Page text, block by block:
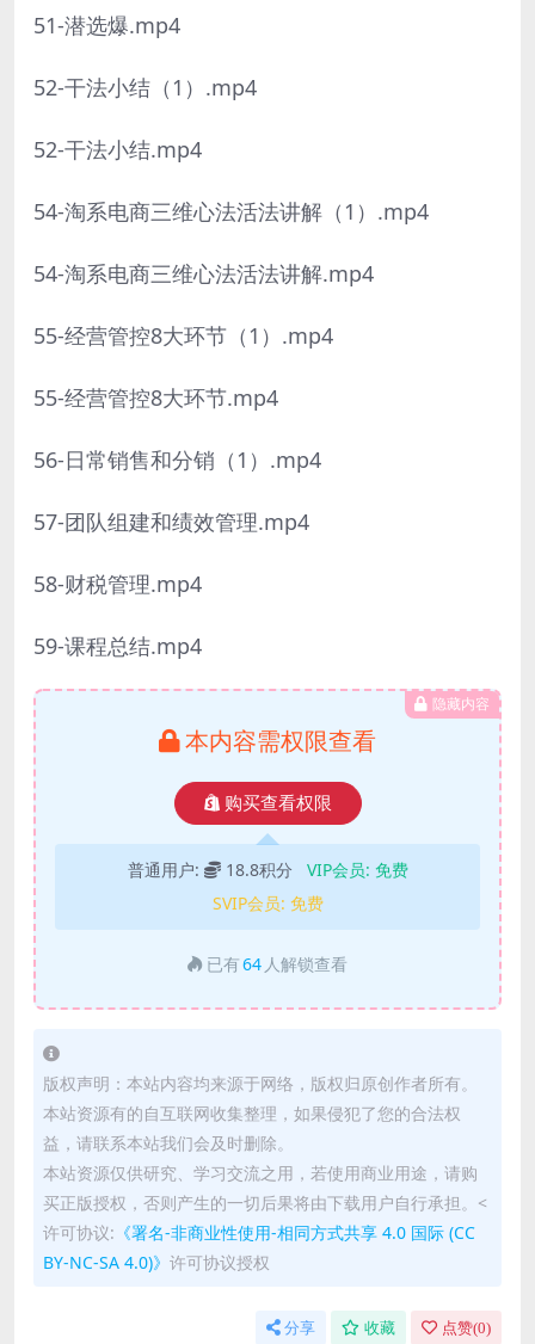
51-潜选爆.mp4
52-干法小结（1）.mp4
52-干法小结.mp4
54-淘系电商三维心法活法讲解（1）.mp4
54-淘系电商三维心法活法讲解.mp4
55-经营管控8大环节（1）.mp4
55-经营管控8大环节.mp4
56-日常销售和分销（1）.mp4
57-团队组建和绩效管理.mp4
58-财税管理.mp4
59-课程总结.mp4
隐藏内容
本内容需权限查看
购买查看权限
普通用户: 18.8积分 VIP会员: 免费
SVIP会员: 免费
已有64 人解锁查看
版权声明：本站内容均来源于网络，版权归原创作者所有。
本站资源有的自互联网收集整理，如果侵犯了您的合法权
益，请联系本站我们会及时删除。
本站资源仅供研究、学习交流之用，若使用商业用途，请购
买正版授权，否则产生的一切后果将由下载用户自行承担。<
许可协议: 《署名-非商业性使用-相同方式共享 4.0 国际 (CC
BY-NC-SA 4.0)》 许可协议授权
分享 收藏 点赞(0)